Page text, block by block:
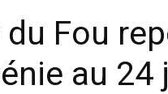
du Fou
au